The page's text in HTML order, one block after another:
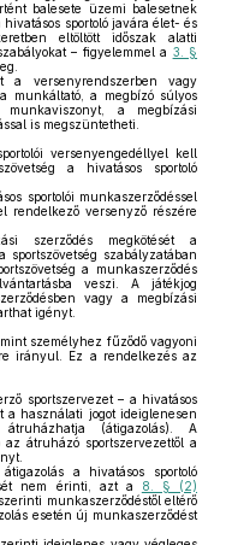
balesete üzemi balesetnek
sportoló javára élet- és
eltöltött időszak alatti
– figyelemmel a 3. §
versenyrendszerben vagy
munkáltató, a megbízó súlyos
a megbízási
is megszüntetheti.
versenyengedéllyel kell
a hivatásos sportoló
sportolói munkaszerződéssel
rendelkező versenyző részére
szerződés megkötését a
sportszövetség szabályzatában
a munkaszerződés
veszi. A játékjog
vagy a megbízási
igényt.
személyhez fűződő vagyoni
irányul. Ez a rendelkezés az
sportszervezet – a hivatásos
a használati jogot ideiglenesen
(átigazolás). A
átruházó sportszervezettől a
a hivatásos sportoló
nem érinti, azt a 8. § (2)
szerinti munkaszerződéstől eltérő
esetén új munkaszerződést